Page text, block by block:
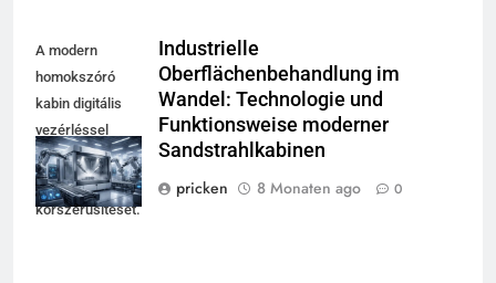
A modern
homokszóró
kabin digitális
vezérléssel
szemlélteti a
felületkezelés
korszerűsítését.
Industrielle
Oberflächenbehandlung im
Wandel: Technologie und
Funktionsweise moderner
Sandstrahlkabinen
pricken
8 Monaten ago 0